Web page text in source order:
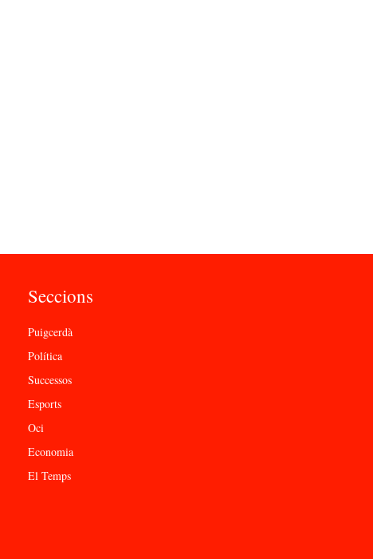
Seccions
Puigcerdà
Política
Successos
Esports
Oci
Economia
El Temps